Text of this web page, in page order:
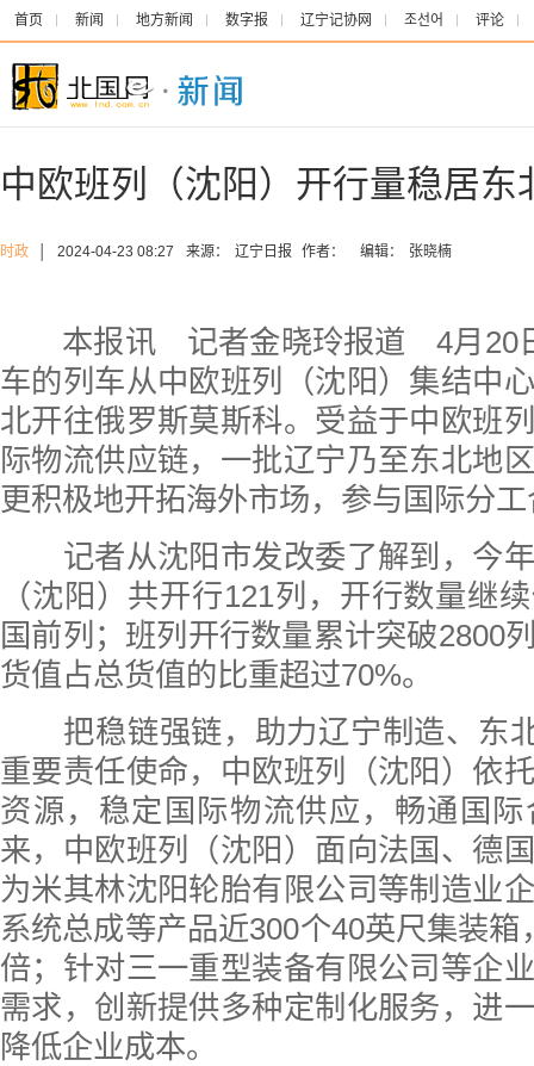
首页 新闻 地方新闻 数字报 辽宁记协网 조선어 评论
中欧班列（沈阳）开行量稳居东
时政 2024-04-23 08:27 来源： 辽宁日报 作者： 编辑： 张晓楠
本报讯 记者金晓玲报道 4月20日
车的列车从中欧班列（沈阳）集结中
北开往俄罗斯莫斯科。受益于中欧班
际物流供应链，一批辽宁乃至东北地
更积极地开拓海外市场，参与国际分
记者从沈阳市发改委了解到，今年
（沈阳）共开行121列，开行数量继
国前列；班列开行数量累计突破2800
货值占总货值的比重超过70%。
把稳链强链，助力辽宁制造、东北
重要责任使命，中欧班列（沈阳）依
资源，稳定国际物流供应，畅通国
来，中欧班列（沈阳）面向法国、德
为米其林沈阳轮胎有限公司等制造业
系统总成等产品近300个40英尺集装
倍；针对三一重型装备有限公司等企
需求，创新提供多种定制化服务，进
降低企业成本。